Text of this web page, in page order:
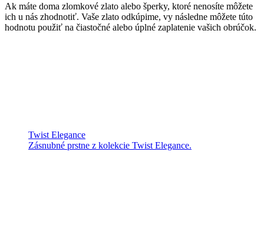
Twist Elegance
Zásnubné prstne z kolekcie Twist Elegance.
Ak máte doma zlomkové zlato alebo šperky, ktoré nenosíte môžete
ich u nás zhodnotiť. Vaše zlato odkúpime, vy následne môžete túto
hodnotu použiť na čiastočné alebo úplné zaplatenie vašich obrúčok.